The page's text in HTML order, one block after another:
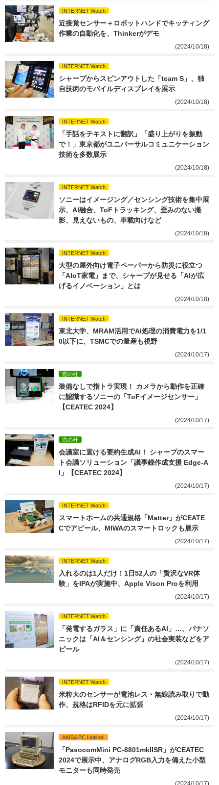
INTERNET Watch
近接覚センサー＋ロボットハンドでキッティング
作業の自動化を、Thinkerがデモ
(2024/10/18)
INTERNET Watch
シャープからスピンアウトした「team S」、独
自技術のモバイルディスプレイを展示
(2024/10/18)
INTERNET Watch
「手話をテキストに翻訳」「盛り上がりを振動
で！」東京都がユニバーサルコミュニケーション
技術を多数展示
(2024/10/18)
INTERNET Watch
ソニーはイメージング／センシング技術を集中展
示、AI融合、ToFトラッキング、歪みのない撮
影、見えないもの、車載向けなど
(2024/10/18)
INTERNET Watch
大型の屋外向け電子ペーパーから防災に役立つ
「AIoT家電」まで、シャープが見せる「AIが広
げるイノベーション」とは
(2024/10/18)
INTERNET Watch
東北大学、MRAM活用でAI処理の消費電力を1/1
0以下に、TSMCでの量産も視野
(2024/10/17)
窓の杜
装備なしで指トラ実現！ カメラから動作を正確
に認識するソニーの「ToFイメージセンサー」
【CEATEC 2024】
(2024/10/17)
窓の杜
会議室に置ける要約生成AI！ シャープのスマー
ト会議ソリューション「議事録作成支援 Edge-A
I」【CEATEC 2024】
(2024/10/17)
INTERNET Watch
スマートホームの共通規格「Matter」がCEATE
Cでアピール、MIWAのスマートロックも展示
(2024/10/17)
INTERNET Watch
入れるのは1人だけ！1日52人の「贅沢なVR体
験」をIPAが実施中、Apple Vison Proを利用
(2024/10/17)
INTERNET Watch
「発電するガラス」に「責任あるAI」…、パナソ
ニックは「AI＆センシング」の社会実装などをア
ピール
(2024/10/17)
INTERNET Watch
米粒大のセンサーが電池レス・無線読み取りで動
作、規格はRFIDを元に拡張
(2024/10/17)
AKIBA PC Hotline!
「PasocomMini PC-8801mkIISR」がCEATEC
2024で展示中、アナログRGB入力を備えた小型
モニターも同時発売
(2024/10/17)